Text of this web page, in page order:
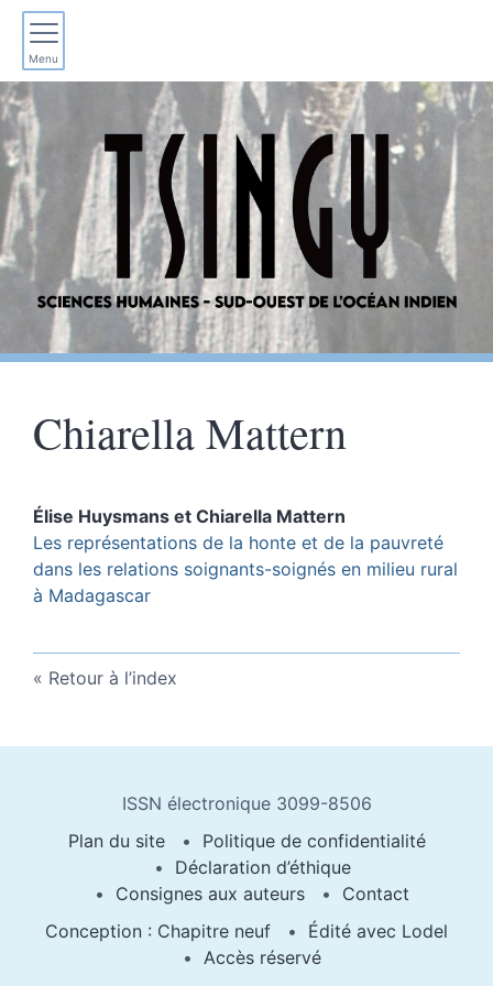
Menu
ChiarellaMattern
Élise Huysmans et Chiarella Mattern
Les représentations de la honte et de la pauvreté
dans les relations soignants-soignés en milieu rural
à Madagascar
Retour à l’index
ISSN électronique 3099-8506
Plan du site
Politique de confidentialité
Déclaration d’éthique
Consignes aux auteurs
Contact
Conception : Chapitre neuf
Édité avec Lodel
Accès réservé